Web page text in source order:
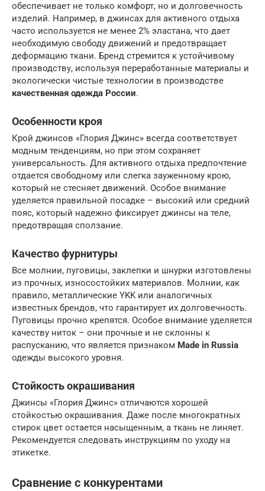
обеспечивает не только комфорт, но и долговечность
изделий. Например, в джинсах для активного отдыха
часто используется не менее 2% эластана, что дает
необходимую свободу движений и предотвращает
деформацию ткани. Бренд стремится к устойчивому
производству, используя переработанные материалы и
экологически чистые технологии в производстве
качественная одежда России.
Особенности кроя
Крой джинсов «Глория Джинс» всегда соответствует
модным тенденциям, но при этом сохраняет
универсальность. Для активного отдыха предпочтение
отдается свободному или слегка зауженному крою,
который не стесняет движений. Особое внимание
уделяется правильной посадке – высокий или средний
пояс, который надежно фиксирует джинсы на теле,
предотвращая сползание.
Качество фурнитуры
Все молнии, пуговицы, заклепки и шнурки изготовлены
из прочных, износостойких материалов. Молнии, как
правило, металлические YKK или аналогичных
известных брендов, что гарантирует их долговечность.
Пуговицы прочно крепятся. Особое внимание уделяется
качеству ниток – они прочные и не склонны к
распусканию, что является признаком Made in Russia
одежды высокого уровня.
Стойкость окрашивания
Джинсы «Глория Джинс» отличаются хорошей
стойкостью окрашивания. Даже после многократных
стирок цвет остается насыщенным, а ткань не линяет.
Рекомендуется следовать инструкциям по уходу на
этикетке.
Сравнение с конкурентами